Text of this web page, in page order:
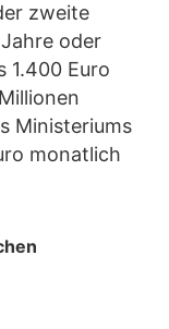
zweite
oder
1.400 Euro
Ministeriums
monatlich